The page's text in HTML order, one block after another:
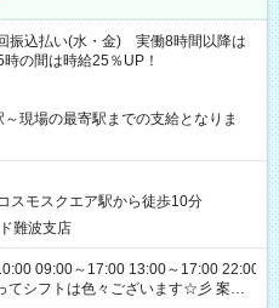
込払い(水・金) 実働8時間以降は
の間は時給25％UP！
現場の最寄駅までの支給となりま
スモスクエア駅から徒歩10分
難波支店